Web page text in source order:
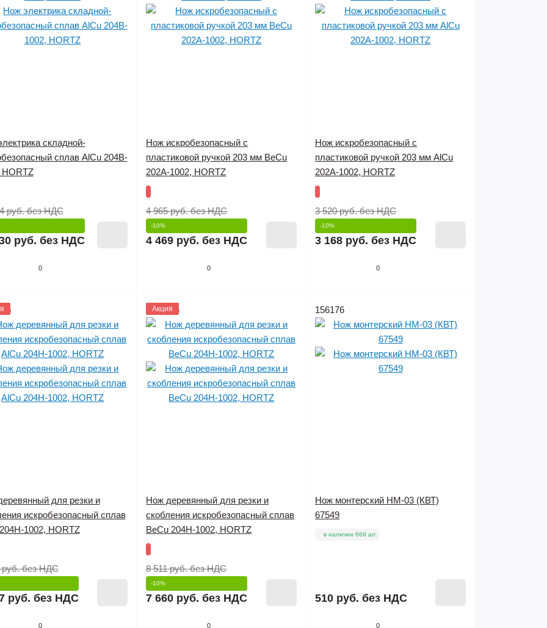
0
складной-
сплав AlCu 204B-
HORTZ
руб.без НДС
руб. без НДС
0
Нож искробезопасный c
пластиковой ручкой 203 мм BeCu
202A-1002, HORTZ
4 965 руб.без НДС
-10%
4 469 руб. без НДС
0
Нож искробезопасный c
пластиковой ручкой 203 мм AlCu
202A-1002, HORTZ
3 520 руб.без НДС
-10%
3 168 руб. без НДС
0
для резки и
искробезопасный сплав
1002, HORTZ
без НДС
руб. без НДС
1211026
Акция
0
Нож деревянный для резки и
скобления искробезопасный сплав
BeCu 204H-1002, HORTZ
8 511 руб.без НДС
-10%
7 660 руб. без НДС
156176
0
Нож монтерский НМ-03 (КВТ)
67549
в наличии 669 шт.
510 руб. без НДС